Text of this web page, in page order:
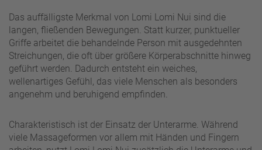
Das auffälligste Merkmal von Lomi Lomi Nui sind die
langen, fließenden Bewegungen. Statt kurzer, punktueller
Griffe arbeitet die behandelnde Person mit ausgedehnten
Streichungen, die oft über größere Körperabschnitte hinweg
geführt werden. Dadurch entsteht ein weiches,
wellenartiges Gefühl, das viele Menschen als besonders
angenehm und beruhigend empfinden.
Charakteristisch ist der Einsatz der Unterarme. Während
viele Massageformen vor allem mit Händen und Fingern